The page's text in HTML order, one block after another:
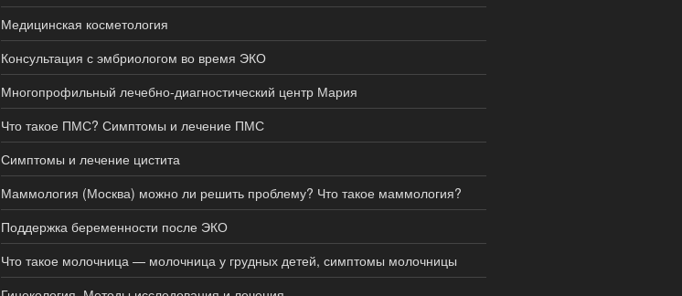
Медицинская косметология
Консультация с эмбриологом во время ЭКО
Многопрофильный лечебно-диагностический центр Мария
Что такое ПМС? Симптомы и лечение ПМС
Симптомы и лечение цистита
Маммология (Москва) можно ли решить проблему? Что такое маммология?
Поддержка беременности после ЭКО
Что такое молочница — молочница у грудных детей, симптомы молочницы